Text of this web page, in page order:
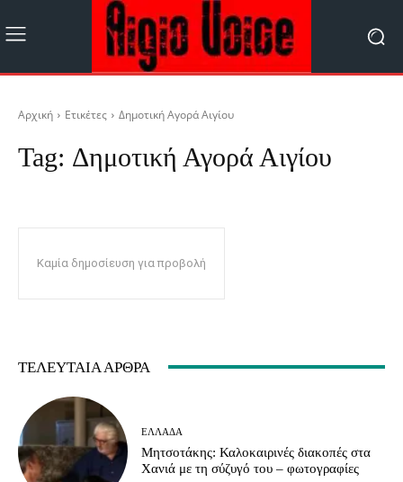
Αρχική Ετικέτες Δημοτική Αγορά Αιγίου
Tag: Δημοτική Αγορά Αιγίου
Καμία δημοσίευση για προβολή
ΤΕΛΕΥΤΑΊΑ ΆΡΘΡΑ
ΕΛΛΆΔΑ
Μητσοτάκης: Καλοκαιρινές διακοπές στα
Χανιά με τη σύζυγό του – φωτογραφίες